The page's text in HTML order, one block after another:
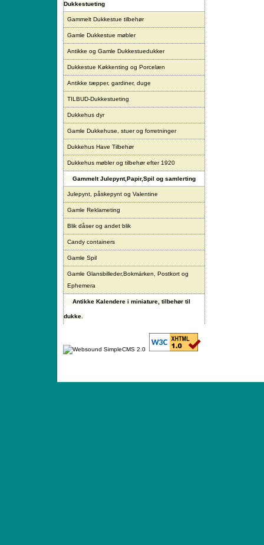
Dukkestueting
Gammelt Dukkestue tilbehør
Gamle Dukkestue møbler
Antikke og Gamle Dukkestuedukker
Dukkestue Køkkenting og Porcelæn
Antikke tæpper, gardiner, duge
TILBUD-Dukkestueting
Dukkehus dyr
Gamle Dukkehuse, stuer og forretninger
Dukkehus Have Tilbehør
Dukkehus møbler og tilbehør efter 1920
Gammelt Julepynt,Papir,Spil og samlerting
Julepynt, påskepynt og Valentine
Gamle Reklameting
Blik dåser og andet blik
Candy containers
Gamle Spil
Gamle Glansbilleder,Bokmärken, Postkort og
Ephemera
Antikke Kalendere i miniature, tilbehør til
dukke.